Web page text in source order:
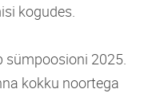
kogudes.
2025.
kokku noortega